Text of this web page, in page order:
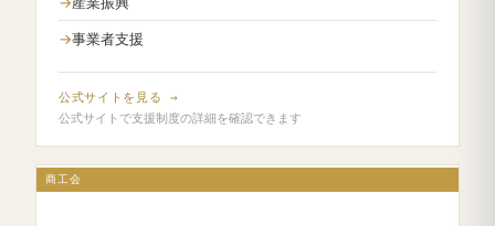
事業者支援
公式サイトを見る →
公式サイトで支援制度の詳細を確認できます
商工会